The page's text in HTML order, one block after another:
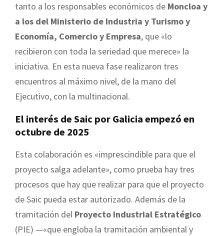
tanto a los responsables económicos de Moncloa y
a los del Ministerio de Industria y Turismo y
Economía, Comercio y Empresa, que «lo
recibieron con toda la seriedad que merece» la
iniciativa. En esta nueva fase realizaron tres
encuentros al máximo nivel, de la mano del
Ejecutivo, con la multinacional.
El interés de Saic por Galicia empezó en
octubre de 2025
Esta colaboración es «imprescindible para que el
proyecto salga adelante», como prueba hay tres
procesos que hay que realizar para que el proyecto
de Saic pueda estar autorizado. Además de la
tramitación del Proyecto Industrial Estratégico
(PIE) —«que engloba la tramitación ambiental y